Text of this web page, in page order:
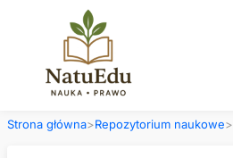
Strona główna>Repozytorium naukowe>